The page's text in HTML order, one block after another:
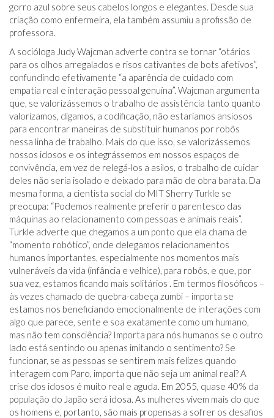
gorro azul sobre seus cabelos longos e elegantes. Desde sua
criação como enfermeira, ela também assumiu a profissão de
professora.
A socióloga Judy Wajcman adverte contra se tornar “otários
para os olhos arregalados e risos cativantes de bots afetivos”,
confundindo efetivamente “a aparência de cuidado com
empatia real e interação pessoal genuína”. Wajcman argumenta
que, se valorizássemos o trabalho de assistência tanto quanto
valorizamos, digamos, a codificação, não estaríamos ansiosos
para encontrar maneiras de substituir humanos por robôs
nessa linha de trabalho. Mais do que isso, se valorizássemos
nossos idosos e os integrássemos em nossos espaços de
convivência, em vez de relegá-los a asilos, o trabalho de cuidar
deles não seria isolado e deixado para mão de obra barata. Da
mesma forma, a cientista social do MIT Sherry Turkle se
preocupa: “Podemos realmente preferir o parentesco das
máquinas ao relacionamento com pessoas e animais reais”.
Turkle adverte que chegamos a um ponto que ela chama de
“momento robótico”, onde delegamos relacionamentos
humanos importantes, especialmente nos momentos mais
vulneráveis ​​da vida (infância e velhice), para robôs, e que, por
sua vez, estamos ficando mais solitários . Em termos filosóficos –
às vezes chamado de quebra-cabeça zumbi – importa se
estamos nos beneficiando emocionalmente de interações com
algo que parece, sente e soa exatamente como um humano,
mas não tem consciência? Importa para nós humanos se o outro
lado está sentindo ou apenas imitando o sentimento? Se
funcionar, se as pessoas se sentirem mais felizes quando
interagem com Paro, importa que não seja um animal real? A
crise dos idosos é muito real e aguda. Em 2055, quase 40% da
população do Japão será idosa. As mulheres vivem mais do que
os homens e, portanto, são mais propensas a sofrer os desafios